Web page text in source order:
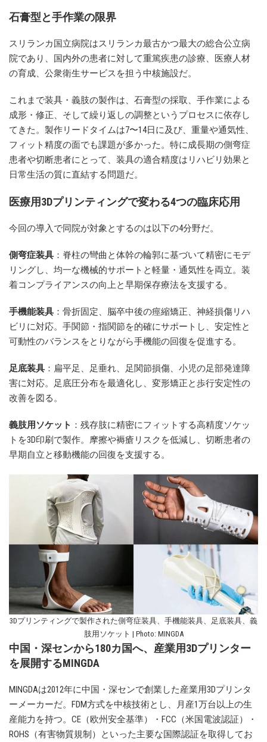
石膏型と手作業の限界
スリランカ国立病院はスリランカ最古かつ最大の総合公立病
院であり、国内外の患者に対して重篤疾患の診療、医療人材
の育成、公衆衛生サービスを担う中核施設だ。
これまで装具・義肢の製作は、石膏型の採取、手作業による
成形・修正、そして繰り返しの調整というプロセスに依存し
てきた。製作リードタイムは7〜14日に及び、重量や通気性、
フィット精度の面でも課題が多かった。特に成長期の側弯症
患者や切断患者にとって、装具の適合精度はリハビリ効果と
日常生活の質に直結する問題だ。
医療用3Dプリンティングで変わる4つの臨床応用
今回の導入で同院が対象とするのは以下の4分野だ。
側弯症装具 ：脊柱の彎曲と体幹の輪郭に基づいて精密にモデ
リングし、均一な機械的サポートと軽量・通気性を両立。装
着コンプライアンスの向上と早期保存療法を支援する。
手機能装具 ：骨折固定、脳卒中後の痙縮矯正、神経損傷リハ
ビリに対応。手関節・指関節を的確にサポートし、安定性と
可動性のバランスをとりながら手機能の回復を促進する。
足底装具 ：扁平足、足垂れ、足関節損傷、小児の足部発達障
害に対応。足底圧分布を最適化し、変形矯正と歩行安定性の
改善を図る。
義肢用ソケット ：残存肢に精密にフィットする高精度ソケッ
トを3D印刷で製作。摩擦や褥瘡リスクを低減し、切断患者の
早期自立と移動機能の回復を支援する。
3Dプリンティングで製作された側弯症装具、手機能装具、足底装具、義
肢用ソケット | Photo: MINGDA
中国・深センから180カ国へ、産業用3Dプリンター
を展開するMINGDA
MINGDAは2012年に中国・深センで創業した産業用3Dプリンタ
ーメーカーだ。FDM方式を中核技術とし、月産1万台以上の生
産能力を持つ。CE（欧州安全基準）・FCC（米国電波認証）・
ROHS（有害物質規制）といった主要な国際認証を取得してお